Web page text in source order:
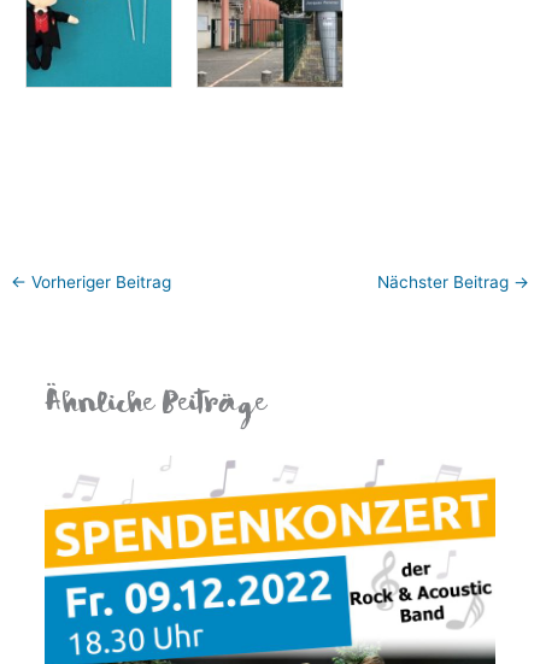
← Vorheriger Beitrag Nächster Beitrag →
Ähnliche Beiträge